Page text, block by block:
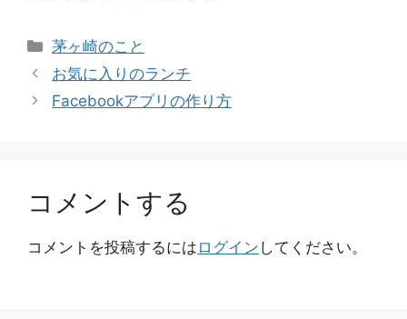
カ
テ
ゴ
リ
茅ヶ崎のこと
お気に入りのランチ
Facebookアプリの作り方
コメントする
コメントを投稿するには ログイン してください。